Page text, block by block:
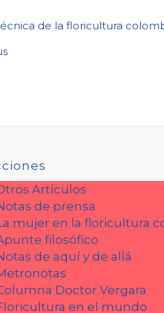
de la floricultura
Artículos
de prensa
mujer en la floricultura
filosófico
de aquí y de allá
Doctor Vergara
en el mundo